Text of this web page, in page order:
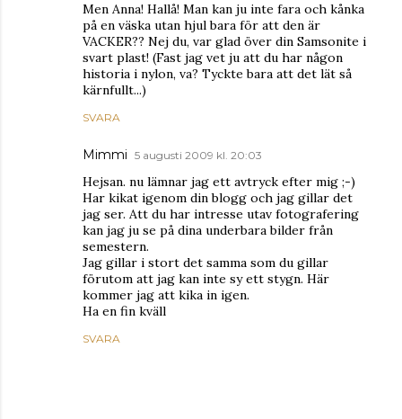
Men Anna! Hallå! Man kan ju inte fara och kånka
på en väska utan hjul bara för att den är
VACKER?? Nej du, var glad över din Samsonite i
svart plast! (Fast jag vet ju att du har någon
historia i nylon, va? Tyckte bara att det lät så
kärnfullt...)
SVARA
Mimmi 5 augusti 2009 kl. 20:03
Hejsan. nu lämnar jag ett avtryck efter mig ;-)
Har kikat igenom din blogg och jag gillar det
jag ser. Att du har intresse utav fotografering
kan jag ju se på dina underbara bilder från
semestern.
Jag gillar i stort det samma som du gillar
förutom att jag kan inte sy ett stygn. Här
kommer jag att kika in igen.
Ha en fin kväll
SVARA